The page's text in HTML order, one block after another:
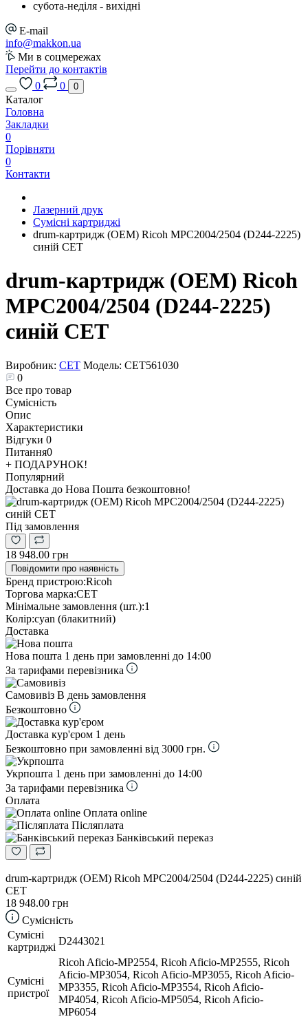
cубота-неділя - вихідні
E-mail
info@makkon.ua
Ми в соцмережах
Перейти до контактів
0
0 0
Каталог
Головна
Закладки
0
Порівняти
0
Контакти
Лазерний друк
Сумісні картриджі
drum-картридж (OEM) Ricoh MPC2004/2504 (D244-2225)
синій CET
drum-картридж (OEM) Ricoh
MPC2004/2504 (D244-2225)
синій CET
Виробник: CET Модель: CET561030
0
Все про товар
Сумісність
Опис
Характеристики
Відгуки 0
Питання0
+ ПОДАРУНОК!
Популярний
Доставка до Нова Пошта безкоштовно!
Під замовлення
18 948.00 грн
Повідомити про наявність
Бренд пристрою:Ricoh
Торгова марка:CET
Мінімальне замовлення (шт.):1
Колір:cyan (блакитний)
Доставка
Нова пошта 1 день при замовленні до 14:00
За тарифами перевізника
Самовивіз В день замовлення
Безкоштовно
Доставка кур'єром 1 день
Безкоштовно при замовленні від 3000 грн.
Укрпошта 1 день при замовленні до 14:00
За тарифами перевізника
Оплата
Оплата online
Післяплата
Банківський переказ
drum-картридж (OEM) Ricoh MPC2004/2504 (D244-2225) синій
CET
18 948.00 грн
Сумісність
Сумісні
картриджі
D2443021
Сумісні
пристрої
Ricoh Aficio-MP2554, Ricoh Aficio-MP2555, Ricoh
Aficio-MP3054, Ricoh Aficio-MP3055, Ricoh Aficio-
MP3355, Ricoh Aficio-MP3554, Ricoh Aficio-
MP4054, Ricoh Aficio-MP5054, Ricoh Aficio-
MP6054